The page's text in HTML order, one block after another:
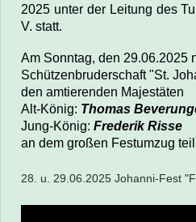
2025 unter der Leitung des
V. statt.
Am Sonntag, den 29.06.2025
Schützenbruderschaft"St.
den amtierenden Majestäten
Alt-König: Thomas
Jung-König: Frederik Risse
an dem großen Festumzug
28. u. 29.06.2025 Johanni-Fest